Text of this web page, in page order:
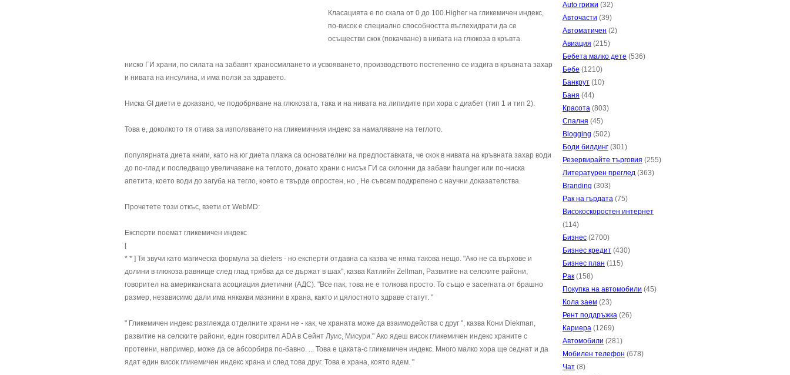
Класацията е по скала от 0 до 100.Higher на гликемичен индекс,
по-висок е специално способността въглехидрати да се
осъществи скок (покачване) в нивата на глюкоза в кръвта.
ниско ГИ храни, по силата на забавят храносмилането и усвояването, производството постепенно се издига в кръвната захар
и нивата на инсулина, и има ползи за здравето.
Ниска GI диети е доказано, че подобряване на глюкозата, така и на нивата на липидите при хора с диабет (тип 1 и тип 2).
Това е, доколкото тя отива за използването на гликемичния индекс за намаляване на теглото.
популярната диета книги, като на юг диета плажа са основателни на предпоставката, че скок в нивата на кръвната захар води
до по-глад и последващо увеличаване на теглото, докато храни с нисък ГИ са склонни да забави haunger или по-ниска
апетита, което води до загуба на тегло, което е твърде опростен, но , Не съвсем подкрепено с научни доказателства.
Прочетете този откъс, взети от WebMD:
Експерти поемат гликемичен индекс
[
* * ] Тя звучи като магическа формула за dieters - но експерти отдавна са казва че няма такова нещо. "Ако не са върхове и
долини в глюкоза равнище след глад трябва да се държат в шах", казва Катлийн Zellman, Развитие на селските райони,
говорител на американската асоциация диетични (АДС). "Все пак, това не е толкова просто. То също е засегната от брашно
размер, независимо дали има някакви мазнини в храна, както и цялостното здраве статут. "
" Гликемичен индекс разглежда отделните храни не - как, че храната може да взаимодейства с друг ", казва Кони Diekman,
развитие на селските райони, един говорител ADA в Сейнт Луис, Мисури." Ако ядеш висок гликемичен индекс храните с
протеини, например, може да се абсорбира по-бавно. ... Това е цаката-с гликемичен индекс. Много малко хора ще седнат и да
ядат един висок гликемичен индекс храна и след това друг. Това е храна, която ядем. "
Auto грижи (32)
Авточасти (39)
Автоматичен (2)
Авиация (215)
Бебета малко дете (536)
Бебе (1210)
Банкрут (10)
Баня (44)
Красота (803)
Спалня (45)
Blogging (502)
Боди билдинг (301)
Резервирайте търговия (255)
Литературен преглед (363)
Branding (303)
Рак на гърдата (75)
Високоскоростен интернет
(114)
Бизнес (2700)
Бизнес кредит (430)
Бизнес план (115)
Рак (158)
Покупка на автомобили (45)
Кола заем (23)
Рент поддръжка (26)
Кариера (1269)
Автомобили (281)
Мобилен телефон (678)
Чат (8)